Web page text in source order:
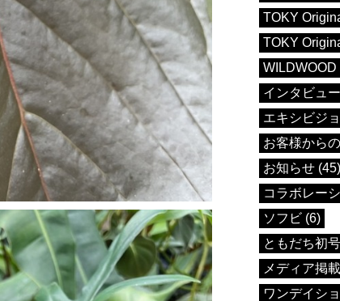
TOKY
TOKY
WILDWOOD
インタビュ
エキシビジ
お客様から
お知らせ (45)
コラボレー
ソフビ (6)
ともだち初
メディア掲
ワンデイシ